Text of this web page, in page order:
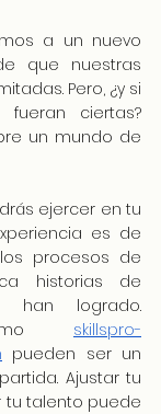
a un nuevo
que nuestras
Pero, ¿y si
ciertas?
un mundo de
ejercer en tu
es de
procesos de
historias de
han logrado.
skillspro-
pueden ser un
Ajustar tu
tu talento puede